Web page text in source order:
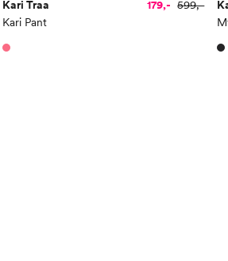
Kari Traa
Kari Pant
179,- 599,-